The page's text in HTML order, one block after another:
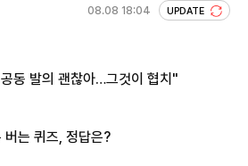
08.08 18:04 UPDATE
동 발의 괜찮아…그것이 협치"
는 퀴즈, 정답은?